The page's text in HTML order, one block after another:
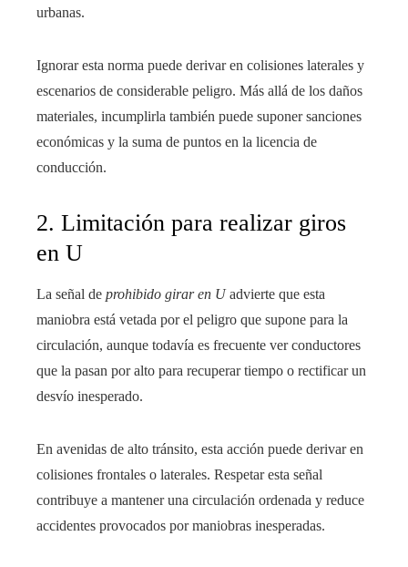
urbanas.
Ignorar esta norma puede derivar en colisiones laterales y
escenarios de considerable peligro. Más allá de los daños
materiales, incumplirla también puede suponer sanciones
económicas y la suma de puntos en la licencia de
conducción.
2. Limitación para realizar giros
en U
La señal de prohibido girar en Uadvierte que esta
maniobra está vetada por el peligro que supone para la
circulación, aunque todavía es frecuente ver conductores
que la pasan por alto para recuperar tiempo o rectificar un
desvío inesperado.
En avenidas de alto tránsito, esta acción puede derivar en
colisiones frontales o laterales. Respetar esta señal
contribuye a mantener una circulación ordenada y reduce
accidentes provocados por maniobras inesperadas.